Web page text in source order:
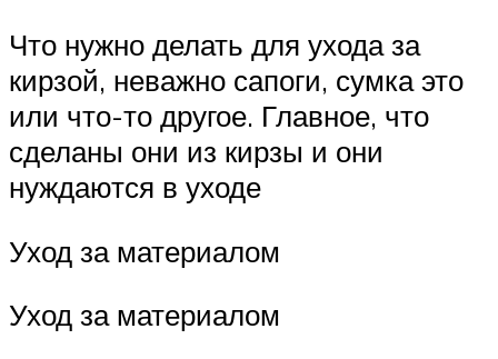
Что нужно делать для ухода за
кирзой, неважно сапоги, сумка это
или что-то другое. Главное, что
сделаны они из кирзы и они
нуждаются в уходе
Уход за материалом
Уход за материалом